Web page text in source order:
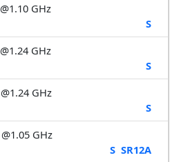
@1.10 GHz
S
@1.24 GHz
S
@1.24 GHz
S
@1.05 GHz
S SR12A